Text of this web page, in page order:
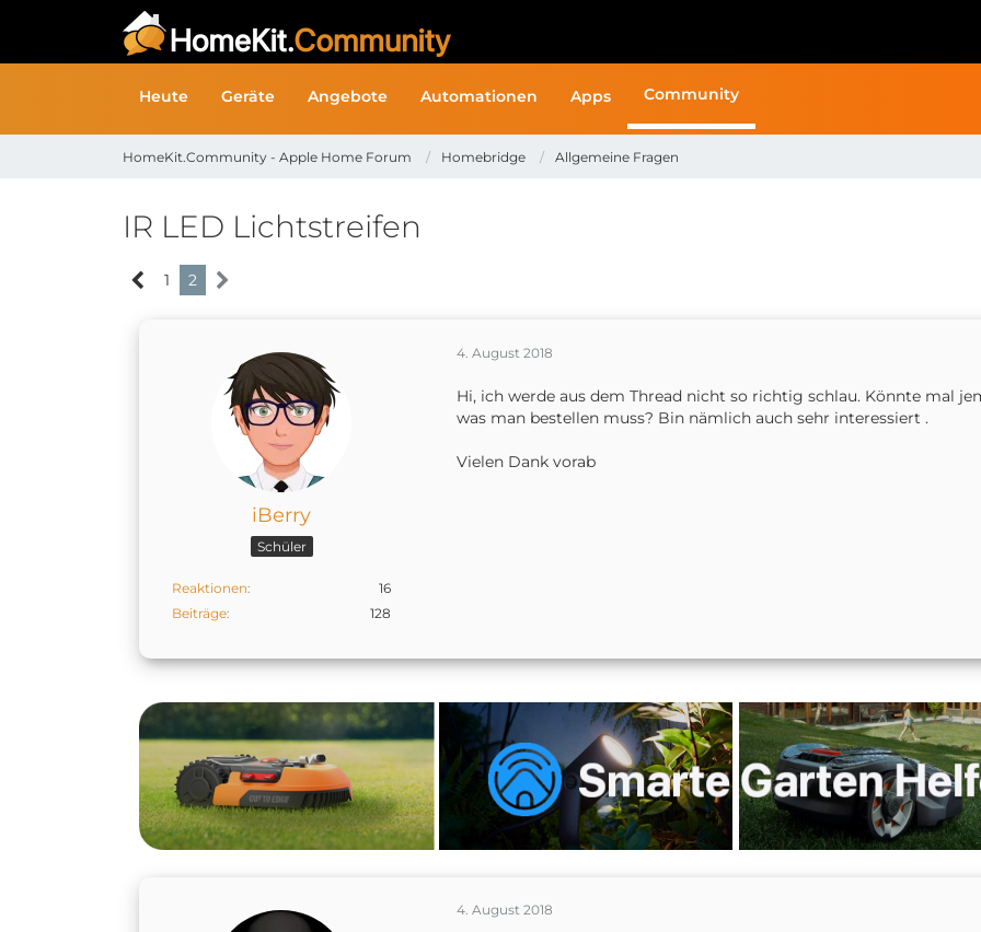
Heute Geräte Angebote Automationen Apps Community
HomeKit.Community - Apple Home Forum Homebridge Allgemeine Fragen
IR LED Lichtstreifen
1 2
iBerry
Schüler
Reaktionen
16
Beiträge
128
4. August 2018
Hi, ich werde aus dem Thread nicht so richtig schlau. Könnte mal
was man bestellen muss? Bin nämlich auch sehr interessiert .
Vielen Dank vorab
4. August 2018